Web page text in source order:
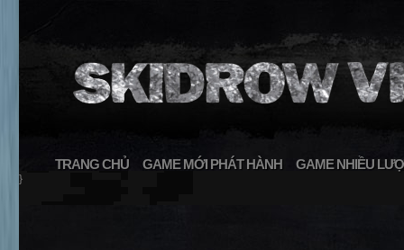
TRANG CHỦ GAME MỚI PHÁT HÀNH GAME NHIỀU
}